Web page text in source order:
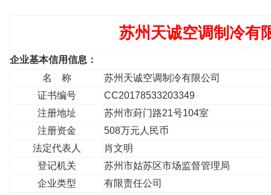
苏州天诚空调制冷有
企业基本信用信息：
名 称
苏州天诚空调制冷有限公司
证书编号
CC20178533203349
注册地址
苏州市葑门路21号104室
注册资金
508万元人民币
法定代表人
肖文明
登记机关
苏州市姑苏区市场监督管理局
企业类型
有限责任公司